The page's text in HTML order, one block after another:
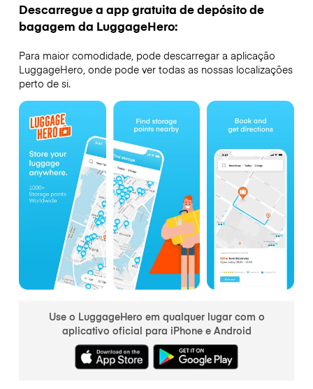
Descarregue a app gratuita de depósito de
bagagem da LuggageHero:
Para maior comodidade, pode descarregar a aplicação
LuggageHero, onde pode ver todas as nossas localizações
perto de si.
Use o LuggageHero em qualquer lugar com o
aplicativo oficial para iPhone e Android